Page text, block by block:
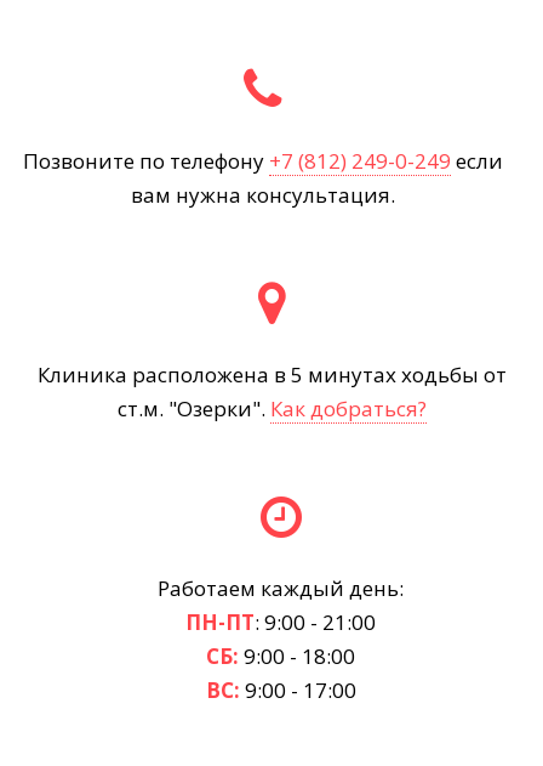
Позвоните по телефону +7 (812) 249-0-249 если
вам нужна консультация.
Клиника расположена в 5 минутах ходьбы от
ст.м. "Озерки". Как добраться?
Работаем каждый день:
ПН-ПТ: 9:00 - 21:00
СБ: 9:00 - 18:00
ВС: 9:00 - 17:00